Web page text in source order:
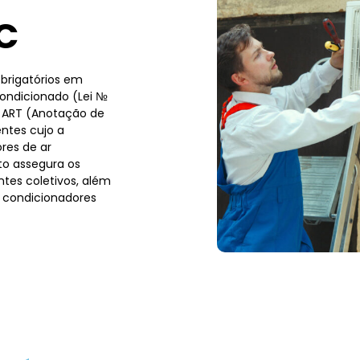
em
(Lei №
(Anotação de
cujo a
de ar
assegura os
coletivos, além